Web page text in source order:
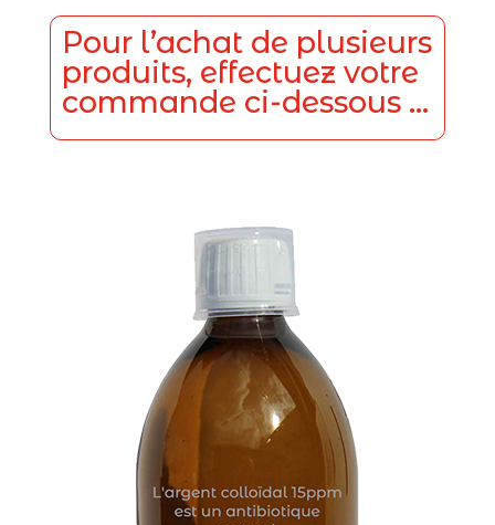
Pour l’achat de plusieurs
produits, effectuez votre
commande ci-dessous …